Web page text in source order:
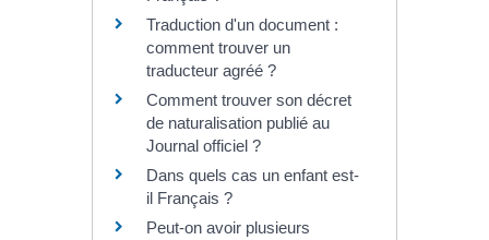
Traduction d'un document :
comment trouver un
traducteur agréé ?
Comment trouver son décret
de naturalisation publié au
Journal officiel ?
Dans quels cas un enfant est-
il Français ?
Peut-on avoir plusieurs